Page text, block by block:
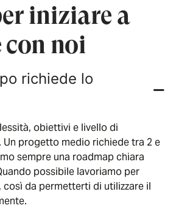
iniziare a
con noi
richiede lo
obiettivi e livello di
Un progetto medio richiede tra 2 e
sempre una roadmap chiara
possibile lavoriamo per
così da permetterti di utilizzare il